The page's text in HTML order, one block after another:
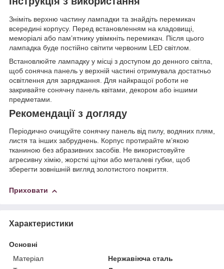
Зніміть верхню частину лампадки та знайдіть перемикач
всередині корпусу. Перед встановленням на кладовищі,
меморіалі або пам’ятнику увімкніть перемикач. Після цього
лампадка буде постійно світити червоним LED світлом.
Встановлюйте лампадку у місці з доступом до денного світла,
щоб сонячна панель у верхній частині отримувала достатньо
освітлення для заряджання. Для найкращої роботи не
закривайте сонячну панель квітами, декором або іншими
предметами.
Рекомендації з догляду
Періодично очищуйте сонячну панель від пилу, водяних плям,
листя та інших забруднень. Корпус протирайте м’якою
тканиною без абразивних засобів. Не використовуйте
агресивну хімію, жорсткі щітки або металеві губки, щоб
зберегти зовнішній вигляд золотистого покриття.
Приховати
Характеристики
Основні
Матеріал
Нержавіюча сталь